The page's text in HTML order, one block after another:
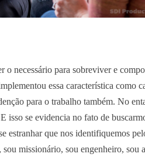
necessário para sobreviver e
essa característica como
para o trabalho também. No
isso se evidencia no fato de
estranhar que nos identifiquemos
missionário, sou engenheiro, sou